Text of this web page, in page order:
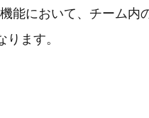
能において、チーム内
ます。